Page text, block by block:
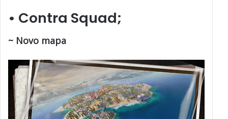
• Contra Squad;
~ Novo mapa